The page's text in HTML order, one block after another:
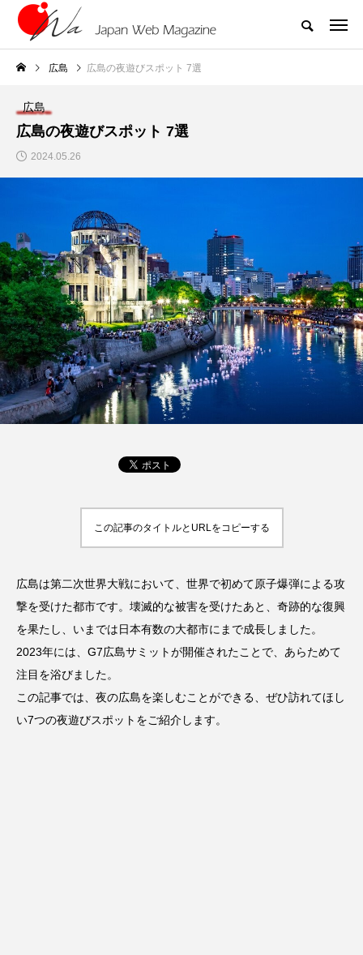
広島 広島の夜遊びスポット 7選
広島
広島の夜遊びスポット 7選
2024.05.26
この記事のタイトルとURLをコピーする
広島は第二次世界大戦において、世界で初めて原子爆弾による攻
撃を受けた都市です。壊滅的な被害を受けたあと、奇跡的な復興
を果たし、いまでは日本有数の大都市にまで成長しました。
2023年には、G7広島サミットが開催されたことで、あらためて
注目を浴びました。
この記事では、夜の広島を楽しむことができる、ぜひ訪れてほし
い7つの夜遊びスポットをご紹介します。